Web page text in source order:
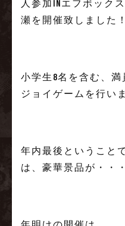
人参加inエフボック
瀬を開催致しました！
小学生8名を含む、満
ジョイゲームを行い
年内最後ということ
は、豪華景品が・・